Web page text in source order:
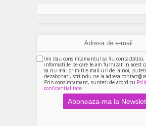
Imi dau consimtamantul sa fiu
informatiile pe care le-am furnizat in acest
sa nu mai primiti e-mail-uri de la noi, puteti
dezabonati, scriindu-ne la adresa
Prin consimtamant, sunteti de acord cu
confidentialitate.